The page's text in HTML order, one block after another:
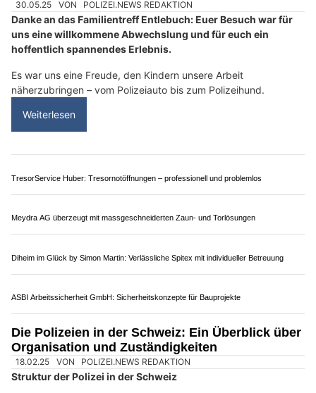
16.12.25 VON POLIZEI.NEWS REDAKTION
Einmal pro Woche – und viele Stunden in der Freizeit –
Hundeführer/-innen.
riesiger Motivation.